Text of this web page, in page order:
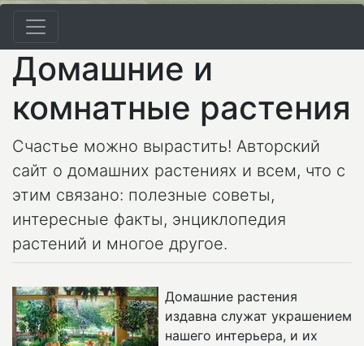
Домашние и
комнатные растения
Счастье можно вырастить! Авторский
сайт о домашних растениях и всем, что с
этим связано: полезные советы,
интересные факты, энциклопедия
растений и многое другое.
Домашние растения
издавна служат украшением
нашего интерьера, и их